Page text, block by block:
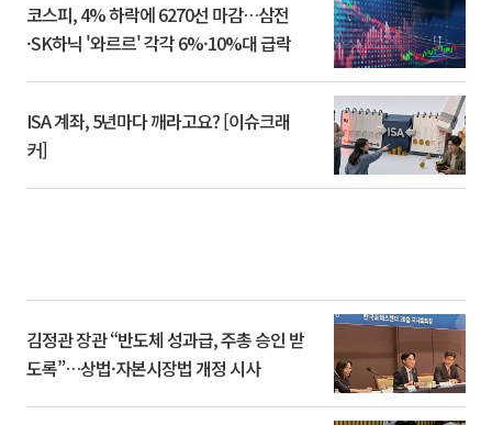
코스피, 4% 하락에 6270선 마감…삼전
·SK하닉 '와르르' 각각 6%·10%대 급락
ISA 계좌, 5년마다 깨라고요? [이슈크래
커]
김정관 장관 “반도체 성과급, 주총 승인 받
도록”…상법·자본시장법 개정 시사